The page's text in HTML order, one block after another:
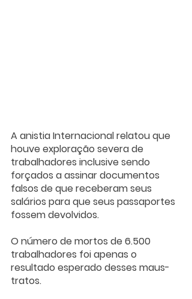
A anistia Internacional relatou que
houve exploração severa de
trabalhadores inclusive sendo
forçados a assinar documentos
falsos de que receberam seus
salários para que seus passaportes
fossem devolvidos.
O número de mortos de 6.500
trabalhadores foi apenas o
resultado esperado desses maus-
tratos.